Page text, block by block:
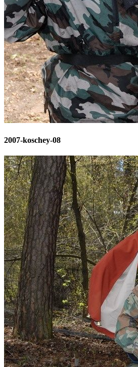
2007-koschey-08